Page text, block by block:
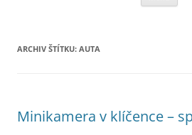
ARCHIV ŠTÍTKU: AUTA
Minikamera v klíčence –